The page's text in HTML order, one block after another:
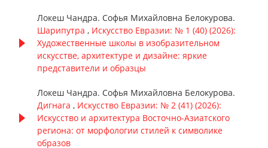
Локеш Чандра. Софья Михайловна Белокурова.
Шарипутра , Искусство Евразии: № 1 (40) (2026):
Художественные школы в изобразительном
искусстве, архитектуре и дизайне: яркие
представители и образцы
Локеш Чандра. Софья Михайловна Белокурова.
Дигнага , Искусство Евразии: № 2 (41) (2026):
Искусство и архитектура Восточно-Азиатского
региона: от морфологии стилей к символике
образов